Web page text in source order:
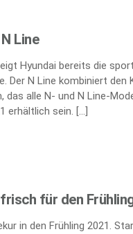
Line
Hyundai bereits die
Der N Line kombiniert
alle N- und N Line-
erhältlich sein. […]
für den
in den Frühling 2021.